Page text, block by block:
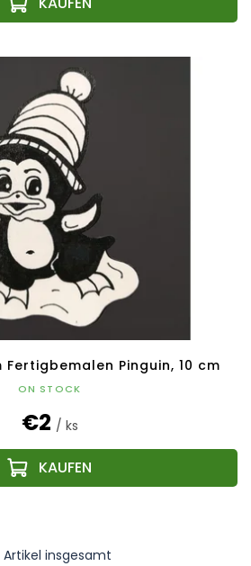
Pinguin, 10 cm
ON STOCK
€2 / ks
Artikel insgesamt